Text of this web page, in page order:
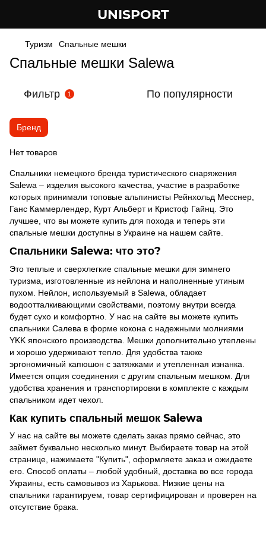
UNISPORT
Туризм Спальные мешки
Спальные мешки Salewa
Фильтр 1 По популярности
Бренд
Нет товаров
Спальники немецкого бренда туристического снаряжения
Salewa – изделия высокого качества, участие в разработке
которых принимали топовые альпинисты Рейнхольд Месснер,
Ганс Каммерлендер, Курт Альберт и Кристоф Гайнц. Это
лучшее, что вы можете купить для похода и теперь эти
спальные мешки доступны в Украине на нашем сайте.
Спальники Salewa: что это?
Это теплые и сверхлегкие спальные мешки для зимнего
туризма, изготовленные из нейлона и наполненные утиным
пухом. Нейлон, используемый в Salewa, обладает
водоотталкивающими свойствами, поэтому внутри всегда
будет сухо и комфортно. У нас на сайте вы можете купить
спальники Салева в форме кокона с надежными молниями
YKK японского производства. Мешки дополнительно утеплены
и хорошо удерживают тепло. Для удобства также
эргономичный капюшон с затяжками и утепленная изнанка.
Имеется опция соединения с другим спальным мешком. Для
удобства хранения и транспортировки в комплекте с каждым
спальником идет чехол.
Как купить спальный мешок Salewa
У нас на сайте вы можете сделать заказ прямо сейчас, это
займет буквально несколько минут. Выбираете товар на этой
странице, нажимаете "Купить", оформляете заказ и ожидаете
его. Способ оплаты – любой удобный, доставка во все города
Украины, есть самовывоз из Харькова. Низкие цены на
спальники гарантируем, товар сертифицирован и проверен на
отсутствие брака.